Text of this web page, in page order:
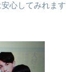
心してみれます